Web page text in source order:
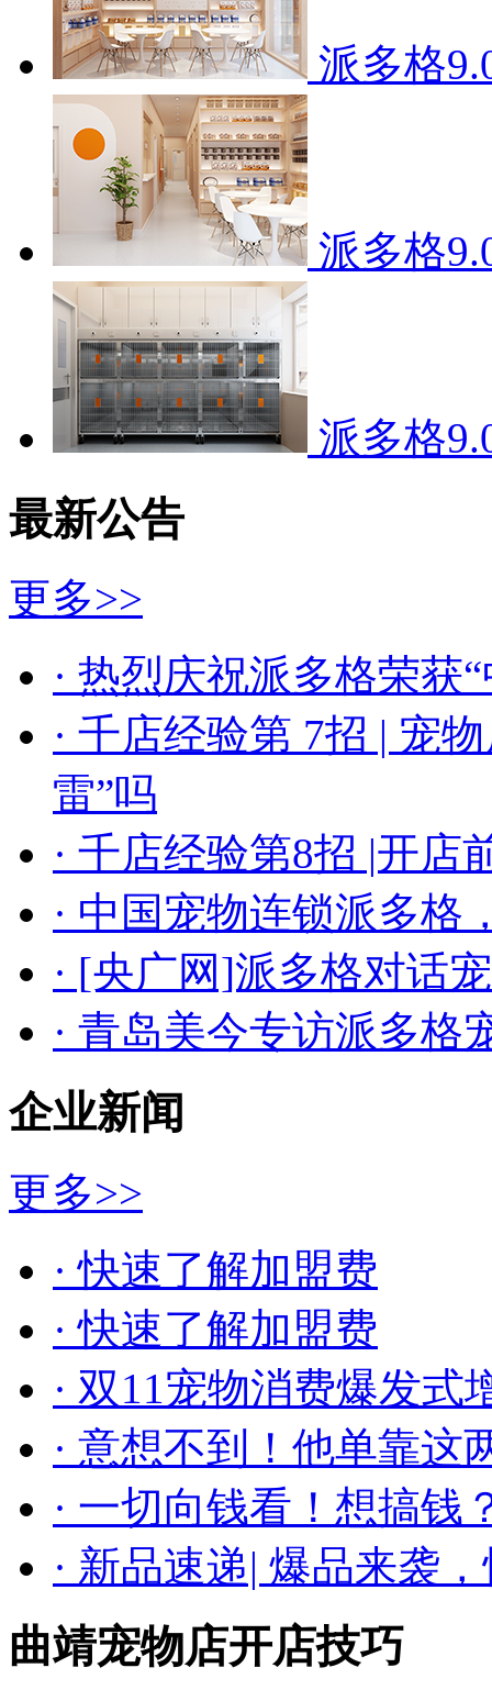
派多格
派多格
派多格
最新公告
更多>>
· 热烈庆祝派多格荣获
· 千店经验第 7招 | 宠
雷”吗
· 千店经验第8招 |开店
· 中国宠物连锁派多格
· [央广网]派多格对话
· 青岛美今专访派多格
企业新闻
更多>>
· 快速了解加盟费
· 快速了解加盟费​
· 双11宠物消费爆发式
· 意想不到！他单靠这
· 一切向钱看！想搞钱
· 新品速递| ​爆品来袭
曲靖宠物店开店技巧